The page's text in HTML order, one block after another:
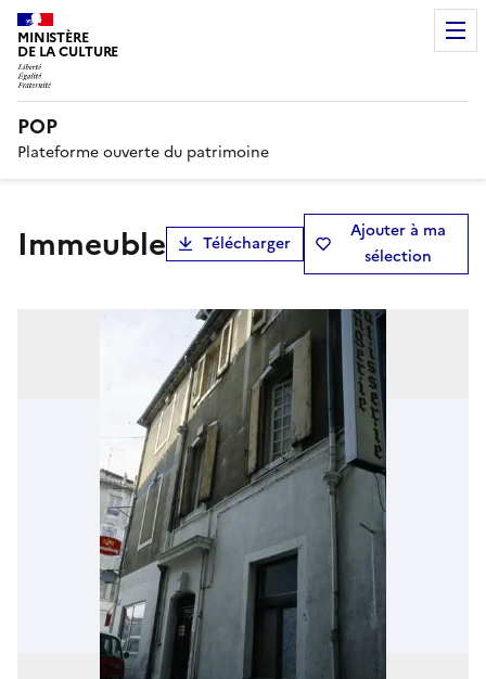
MINISTÈRE
DE LA CULTURE
POP
Plateforme ouverte du patrimoine
immeuble Télécharger
Ajouter à ma
sélection